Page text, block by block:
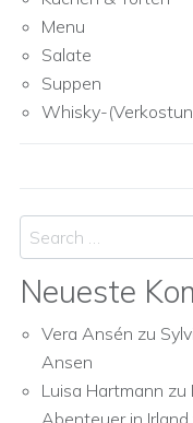
Menu
Salate
Suppen
Whisky-
Search
Neueste
Vera Ansén zu
Ansen
Luisa Hartmann zu
Abenteuer in